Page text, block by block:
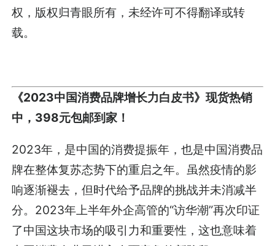
权，版权归青眼所有，未经许可不得翻译或转
载。
《2023中国消费品牌增长力白皮书》现货热销
中，398元包邮到家！
2023年，是中国的消费提振年，也是中国消费品
牌在整体复苏态势下的重启之年。虽然疫情的影
响逐渐褪去，但时代给予品牌的挑战并未消减半
分。2023年上半年外企高管的“访华潮”再次印证
了中国这块市场的吸引力和重要性，这也意味着